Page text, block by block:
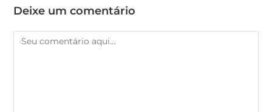
Deixe um comentário